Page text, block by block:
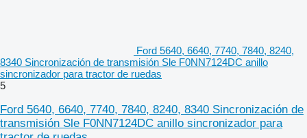
Ford 5640, 6640, 7740, 7840, 8240,
8340 Sincronización de transmisión Sle F0NN7124DC anillo
sincronizador para tractor de ruedas
5
Ford 5640, 6640, 7740, 7840, 8240, 8340 Sincronización de
transmisión Sle F0NN7124DC anillo sincronizador para